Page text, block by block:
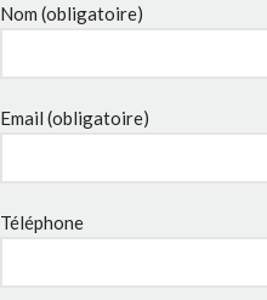
Nom (obligatoire)
Email (obligatoire)
Téléphone